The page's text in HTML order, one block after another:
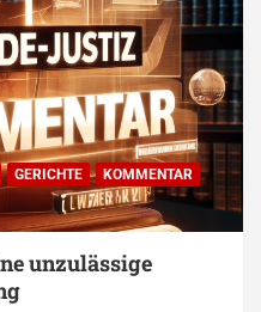
GERICHTE
KOMMENTAR
unzulässige